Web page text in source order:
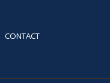
CONTACT